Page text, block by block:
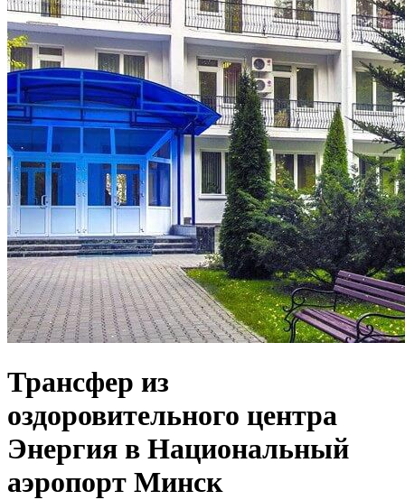
Трансфер из
оздоровительного центра
Энергия в Национальный
аэропорт Минск